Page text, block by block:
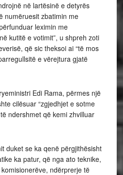
në lartësinë e detyrës
numëruesit zbatimin me
leximin me
kutitë e votimit”, u shpreh zoti
që sic theksoi ai “të mos
e vërejtura gjatë
Edi Rama, përmes një
cilësuar “zgjedhjet e sotme
ndershmet që kemi zhvilluar
duket se ka qenë përgjithësisht
ka patur, që nga ato teknike,
ndërprerje të